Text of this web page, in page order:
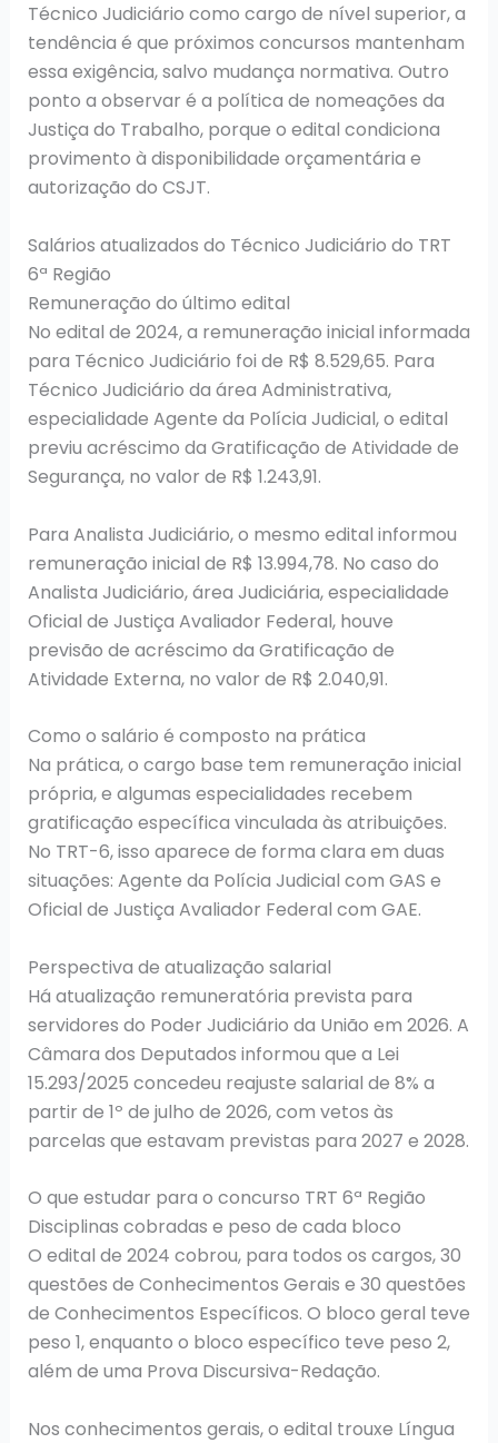
Técnico Judiciário como cargo de nível superior, a
tendência é que próximos concursos mantenham
essa exigência, salvo mudança normativa. Outro
ponto a observar é a política de nomeações da
Justiça do Trabalho, porque o edital condiciona
provimento à disponibilidade orçamentária e
autorização do CSJT.
Salários atualizados do Técnico Judiciário do TRT
6ª Região
Remuneração do último edital
No edital de 2024, a remuneração inicial informada
para Técnico Judiciário foi de R$ 8.529,65. Para
Técnico Judiciário da área Administrativa,
especialidade Agente da Polícia Judicial, o edital
previu acréscimo da Gratificação de Atividade de
Segurança, no valor de R$ 1.243,91.
Para Analista Judiciário, o mesmo edital informou
remuneração inicial de R$ 13.994,78. No caso do
Analista Judiciário, área Judiciária, especialidade
Oficial de Justiça Avaliador Federal, houve
previsão de acréscimo da Gratificação de
Atividade Externa, no valor de R$ 2.040,91.
Como o salário é composto na prática
Na prática, o cargo base tem remuneração inicial
própria, e algumas especialidades recebem
gratificação específica vinculada às atribuições.
No TRT-6, isso aparece de forma clara em duas
situações: Agente da Polícia Judicial com GAS e
Oficial de Justiça Avaliador Federal com GAE.
Perspectiva de atualização salarial
Há atualização remuneratória prevista para
servidores do Poder Judiciário da União em 2026. A
Câmara dos Deputados informou que a Lei
15.293/2025 concedeu reajuste salarial de 8% a
partir de 1º de julho de 2026, com vetos às
parcelas que estavam previstas para 2027 e 2028.
O que estudar para o concurso TRT 6ª Região
Disciplinas cobradas e peso de cada bloco
O edital de 2024 cobrou, para todos os cargos, 30
questões de Conhecimentos Gerais e 30 questões
de Conhecimentos Específicos. O bloco geral teve
peso 1, enquanto o bloco específico teve peso 2,
além de uma Prova Discursiva-Redação.
Nos conhecimentos gerais, o edital trouxe Língua